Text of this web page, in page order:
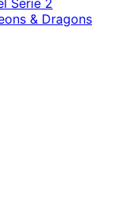
& Dragons